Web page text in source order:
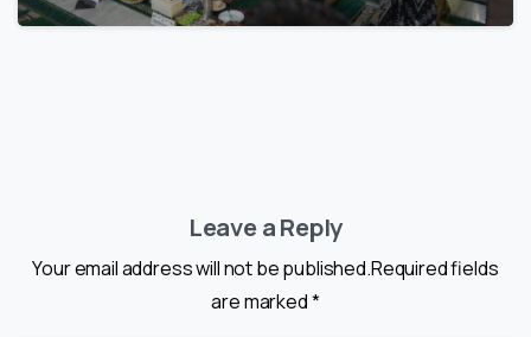
Leave a Reply
Your email address will not be published.Required fields
are marked *